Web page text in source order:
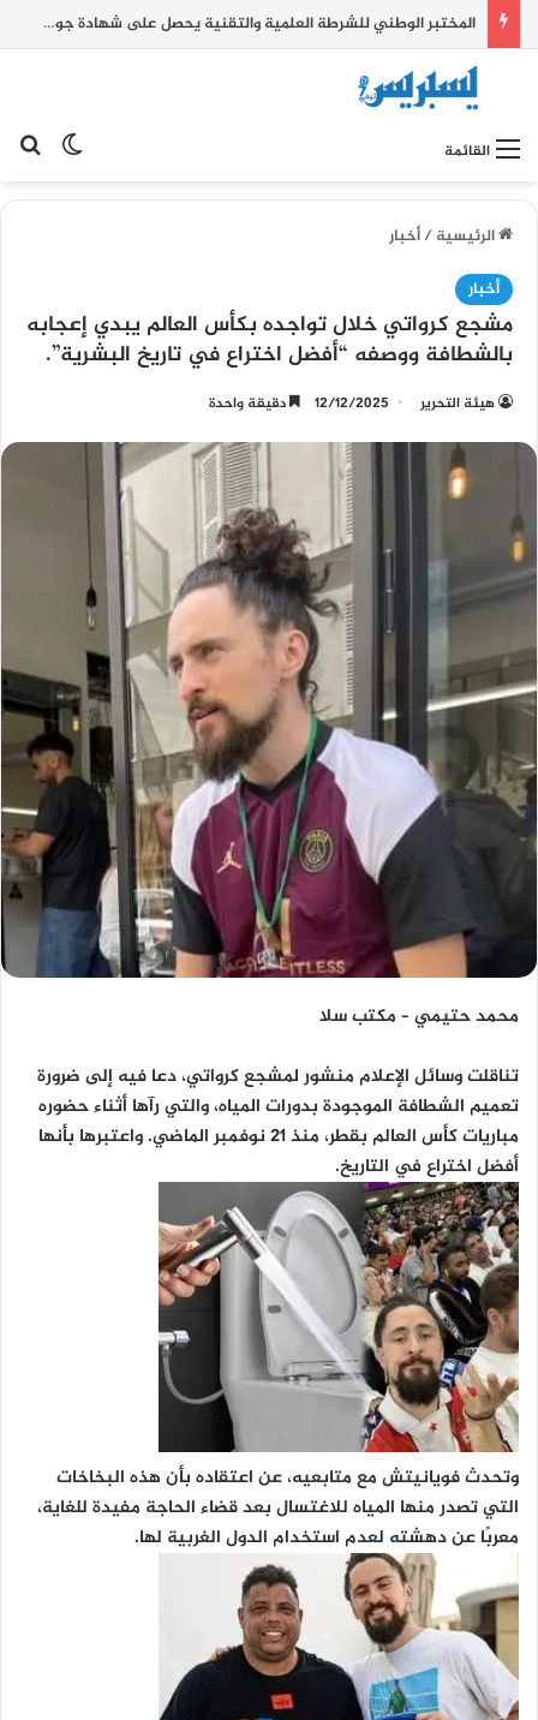
المختبر الوطني للشرطة العلمية والتقنية يحصل على شهادة جودة عالمية
القائمة
الرئيسية/أخبار
أخبار
مشجع كرواتي خلال تواجده بكأس العالم يبدي إعجابه
بالشطافة ووصفه “أفضل اختراع في تاريخ البشرية”.
هيئة التحرير 12/12/2025 دقيقة واحدة
محمد حتيمي – مكتب سلا
تناقلت وسائل الإعلام منشور لمشجع كرواتي، دعا فيه إلى ضرورة
تعميم الشطافة الموجودة بدورات المياه، والتي رآها أثناء حضوره
مباريات كأس العالم بقطر، منذ 21 نوفمبر الماضي. واعتبرها بأنها
أفضل اختراع في التاريخ.
وتحدث فويانيتش مع متابعيه، عن اعتقاده بأن هذه البخاخات
التي تصدر منها المياه للاغتسال بعد قضاء الحاجة مفيدة للغاية،
معربًا عن دهشته لعدم استخدام الدول الغربية لها.